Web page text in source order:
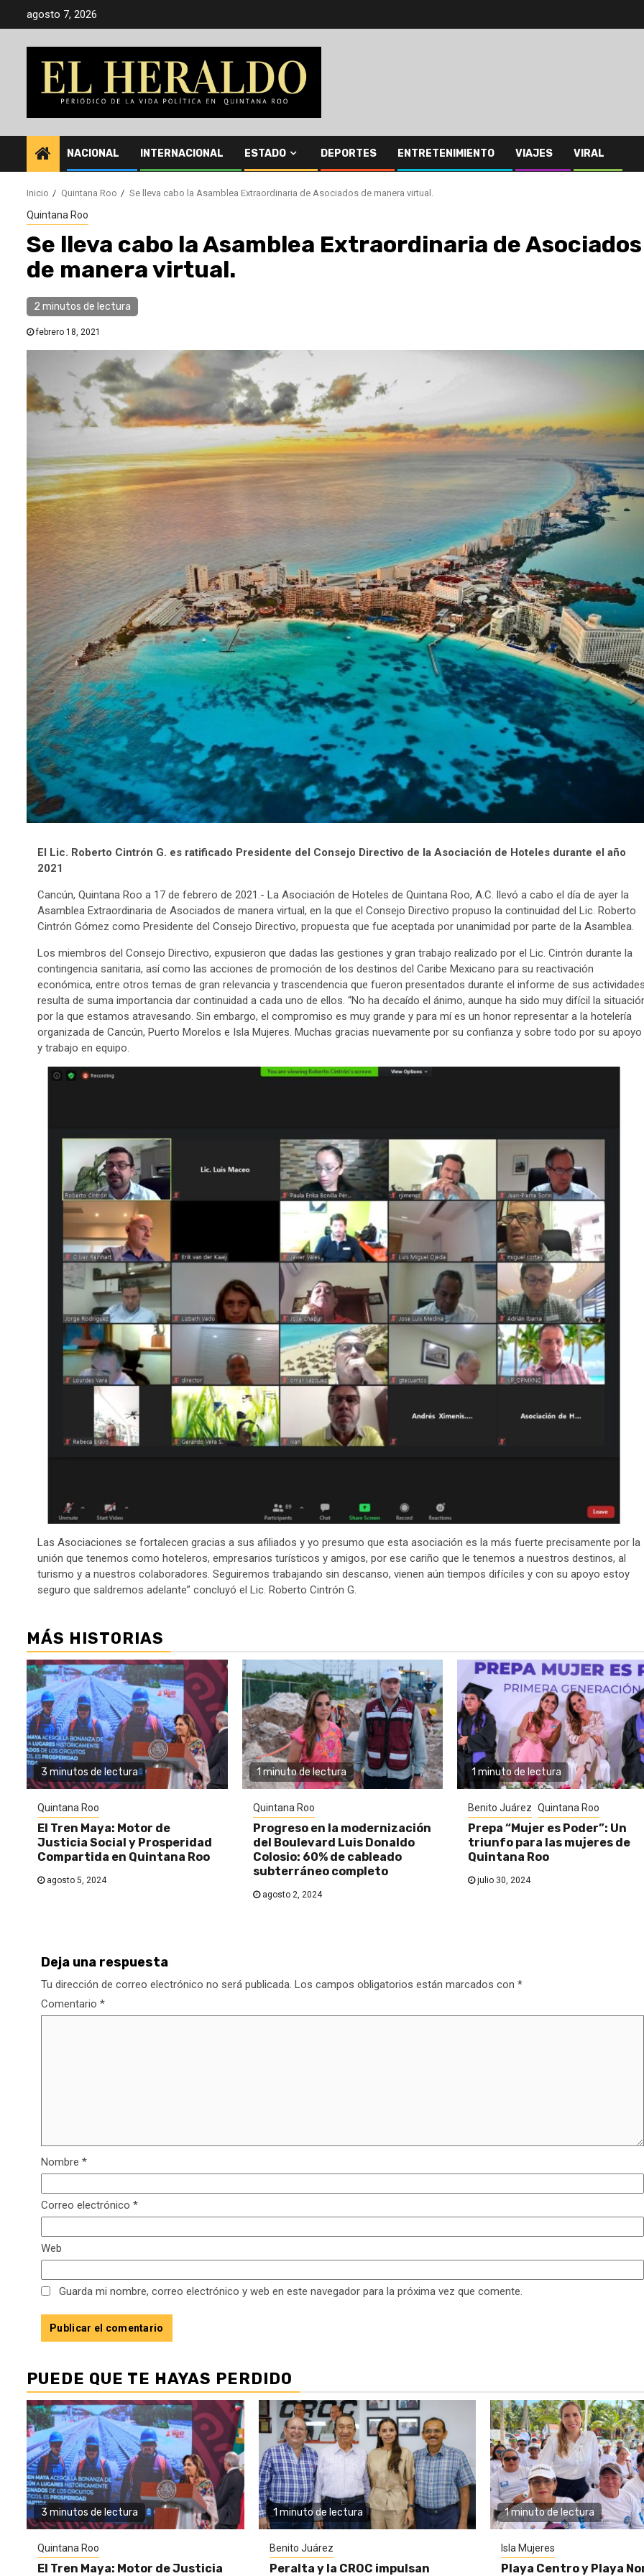
agosto 7, 2026
NACIONAL INTERNACIONAL ESTADO DEPORTES ENTRETENIMIENTO VIAJES VIRAL
Inicio Quintana Roo Se lleva cabo la Asamblea Extraordinaria de Asociados de manera virtual.
Quintana Roo
Se lleva cabo la Asamblea Extraordinaria de Asociados
de manera virtual.
2 minutos de lectura
febrero 18, 2021
El Lic. Roberto Cintrón G. es ratificado Presidente del Consejo Directivo de la Asociación de Hoteles durante el año
2021
Cancún, Quintana Roo a 17 de febrero de 2021.- La Asociación de Hoteles de Quintana Roo, A.C. llevó a cabo el día de ayer la
Asamblea Extraordinaria de Asociados de manera virtual, en la que el Consejo Directivo propuso la continuidad del Lic. Roberto
Cintrón Gómez como Presidente del Consejo Directivo, propuesta que fue aceptada por unanimidad por parte de la Asamblea.
Los miembros del Consejo Directivo, expusieron que dadas las gestiones y gran trabajo realizado por el Lic. Cintrón durante la
contingencia sanitaria, así como las acciones de promoción de los destinos del Caribe Mexicano para su reactivación
económica, entre otros temas de gran relevancia y trascendencia que fueron presentados durante el informe de sus
resulta de suma importancia dar continuidad a cada uno de ellos. “No ha decaído el ánimo, aunque ha sido muy difícil la
por la que estamos atravesando. Sin embargo, el compromiso es muy grande y para mí es un honor representar a la hotelería
organizada de Cancún, Puerto Morelos e Isla Mujeres. Muchas gracias nuevamente por su confianza y sobre todo por su apoyo
y trabajo en equipo.
Las Asociaciones se fortalecen gracias a sus afiliados y yo presumo que esta asociación es la más fuerte precisamente por la
unión que tenemos como hoteleros, empresarios turísticos y amigos, por ese cariño que le tenemos a nuestros destinos, al
turismo y a nuestros colaboradores. Seguiremos trabajando sin descanso, vienen aún tiempos difíciles y con su apoyo estoy
seguro que saldremos adelante” concluyó el Lic. Roberto Cintrón G.
MÁS HISTORIAS
3 minutos de lectura
Quintana Roo
El Tren Maya: Motor de
Justicia Social y Prosperidad
Compartida en Quintana Roo
agosto 5, 2024
1 minuto de lectura
Quintana Roo
Progreso en la modernización
del Boulevard Luis Donaldo
Colosio: 60% de cableado
subterráneo completo
agosto 2, 2024
1 minuto de lectura
Benito Juárez Quintana Roo
Prepa “Mujer es Poder”: Un
triunfo para las mujeres de
Quintana Roo
julio 30, 2024
Deja una respuesta
Tu dirección de correo electrónico no será publicada. Los campos obligatorios están marcados con *
Comentario *
Nombre *
Correo electrónico *
Web
Guarda mi nombre, correo electrónico y web en este navegador para la próxima vez que comente.
PUEDE QUE TE HAYAS PERDIDO
3 minutos de lectura
Quintana Roo
El Tren Maya: Motor de Justicia
1 minuto de lectura
Benito Juárez
Peralta y la CROC impulsan
1 minuto de lectura
Isla Mujeres
Playa Centro y Playa